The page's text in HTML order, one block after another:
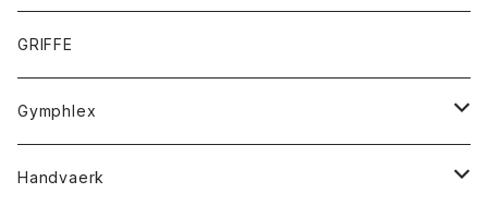
スカート
スカート
Tシャツ
Tシャツ
GRIFFE
Gymphlex
アウター
Handvaerk